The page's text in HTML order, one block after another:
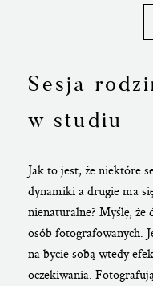
Sesja
w studiu
Jak to jest, że niektóre
dynamiki a drugie ma
nienaturalne? Myślę, że
osób fotografowanych.
na bycie sobą wtedy
oczekiwania.
UMÓW